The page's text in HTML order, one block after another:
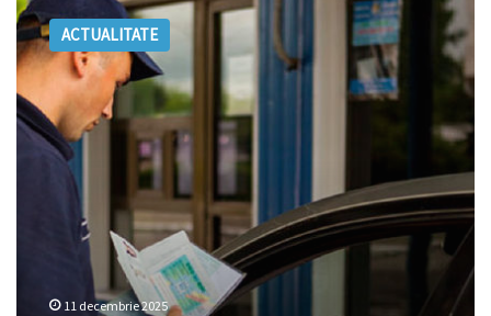
de
moldoveni
sunt
lăsați
fără
buletine
frontieră:
identitate
românești,
anulate
ACTUALITATE
11 decembrie 2025